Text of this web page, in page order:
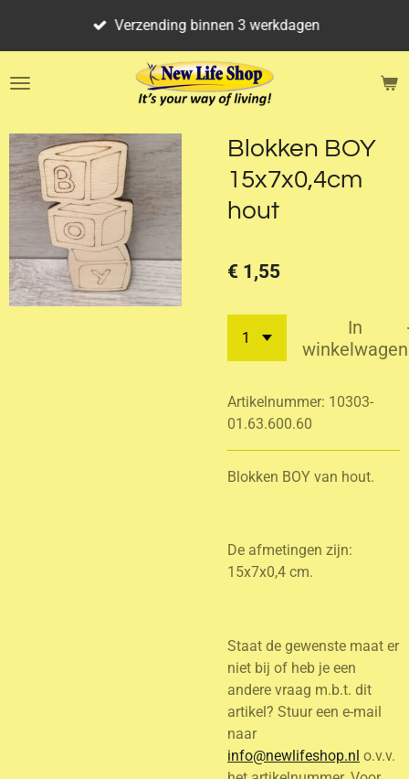
de
Verzending binnen 3 werkdagen
Blokken BOY
15x7x0,4cm
hout
€ 1,55
In
winkelwagen
Artikelnummer: 10303-
01.63.600.60
Blokken BOY van hout.
De afmetingen zijn:
15x7x0,4 cm.
Staat de gewenste maat er
niet bij of heb je een
andere vraag m.b.t. dit
artikel? Stuur een e-mail
naar
info@newlifeshop.nl o.v.v.